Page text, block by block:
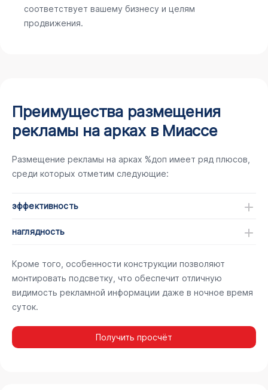
соответствует вашему бизнесу и целям
продвижения.
Преимущества размещения
рекламы на арках в Миассе
Размещение рекламы на арках %доп имеет ряд плюсов,
среди которых отметим следующие:
эффективность
наглядность
Кроме того, особенности конструкции позволяют
монтировать подсветку, что обеспечит отличную
видимость рекламной информации даже в ночное время
суток.
Получить просчёт